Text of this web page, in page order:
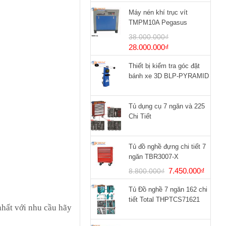
Máy nén khí trục vít
TMPM10A Pegasus
38.000.000₫
Giá
gốc
là:
38.000.000₫.
28.000.000₫
hiện
tại
là:
Thiết bị kiểm tra góc đặt
bánh xe 3D BLP-PYRAMID
Tủ dụng cụ 7 ngăn và 225
Chi Tiết
Tủ đồ nghề đựng chi tiết 7
ngăn TBR3007-X
8.800.000₫ Giá
gốc
là:
8.800.000₫.
7.450.000₫
hiện
tại
Tủ Đồ nghề 7 ngăn 162 chi
tiết Total THPTCS71621
với nhu cầu hãy